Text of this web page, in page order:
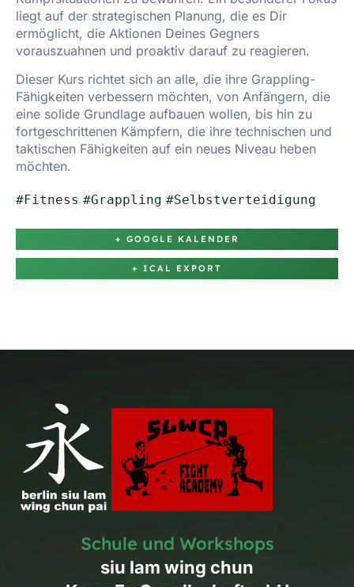
liegt auf der strategischen Planung, die es Dir
ermöglicht, die Aktionen Deines Gegners
vorauszuahnen und proaktiv darauf zu reagieren.
Dieser Kurs richtet sich an alle, die ihre Grappling-
Fähigkeiten verbessern möchten, von Anfängern, die
eine solide Grundlage aufbauen wollen, bis hin zu
fortgeschrittenen Kämpfern, die ihre technischen und
taktischen Fähigkeiten auf ein neues Niveau heben
möchten.
#Fitness #Grappling #Selbstverteidigung
+ GOOGLE KALENDER
+ ICAL EXPORT
Schule und Workshops
siu lam wing chun